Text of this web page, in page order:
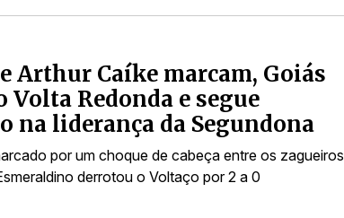
Arthur Caíke marcam, Goiás
Volta Redonda e segue
na liderança da Segundona
por um choque de cabeça entre os zagueiros
derrotou o Voltaço por 2 a 0